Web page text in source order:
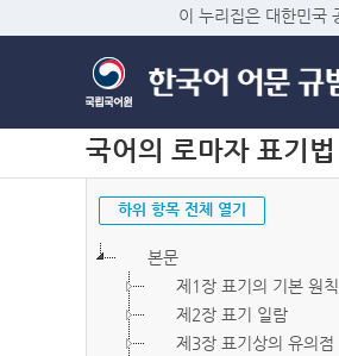
이 누리집은 대한민국
국어의 로마자 표기법
하위 항목 전체 열기
본문
제1장 표기의 기본 원칙
제2장 표기 일람
제3장 표기상의 유의점